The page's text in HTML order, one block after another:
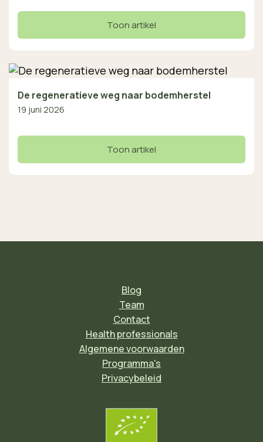
Toon artikel
De regeneratieve weg naar bodemherstel
19 juni 2026
Toon artikel
Blog
Team
Contact
Health professionals
Algemene voorwaarden
Programma's
Privacybeleid